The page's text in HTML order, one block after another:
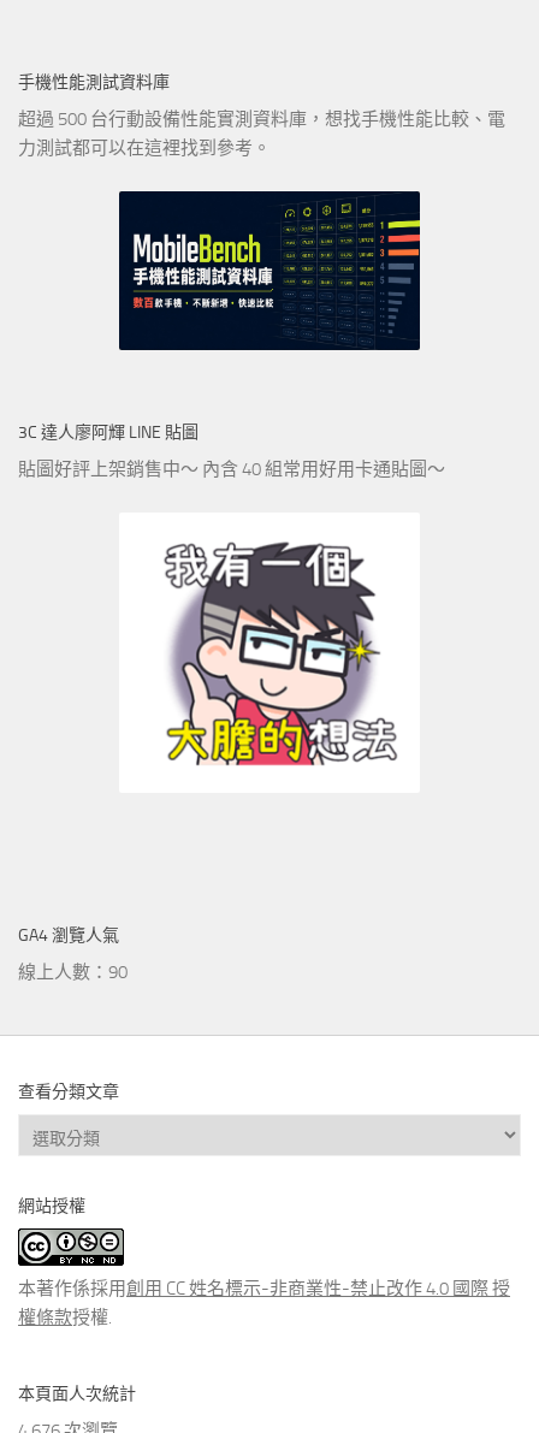
手機性能測試資料庫
超過 500 台行動設備性能實測資料庫，想找手機性能比較、電
力測試都可以在這裡找到參考。
3C 達人廖阿輝 LINE 貼圖
貼圖好評上架銷售中～ 內含 40 組常用好用卡通貼圖～
GA4 瀏覽人氣
線上人數：90
查看分類文章
查
看
類
文
章
網站授權
本著作係採用創用 CC 姓名標示-非商業性-禁止改作 4.0 國際 授
權條款授權.
本頁面人次統計